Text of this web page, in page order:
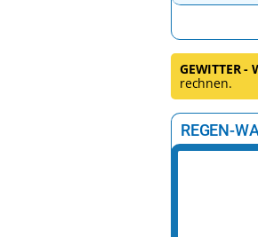
GEWITTER -
rechnen.
REGEN-